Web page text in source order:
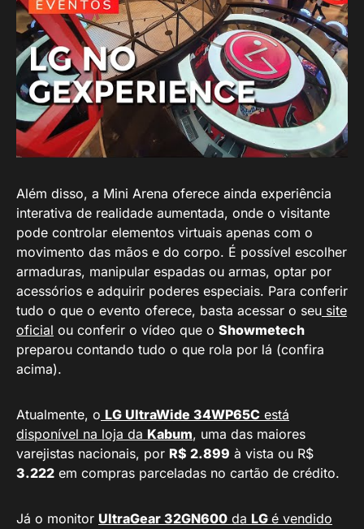
Além disso, a Mini Arena oferece ainda experiência
interativa de realidade aumentada, onde o visitante
pode controlar elementos virtuais apenas com o
movimento das mãos e do corpo. É possível escolher
armaduras, manipular espadas ou armas, optar por
acessórios e adquirir poderes especiais. Para conferir
tudo o que o evento oferece, basta acessar o seu site
oficial ou conferir o vídeo que o Showmetech
preparou contando tudo o que rola por lá (confira
acima).
Atualmente, o LG UltraWide 34WP65C está
disponível na loja da Kabum, uma das maiores
varejistas nacionais, por R$ 2.899 à vista ou R$
3.222 em compras parceladas no cartão de crédito.
Já o monitor UltraGear 32GN600 da LG é vendido